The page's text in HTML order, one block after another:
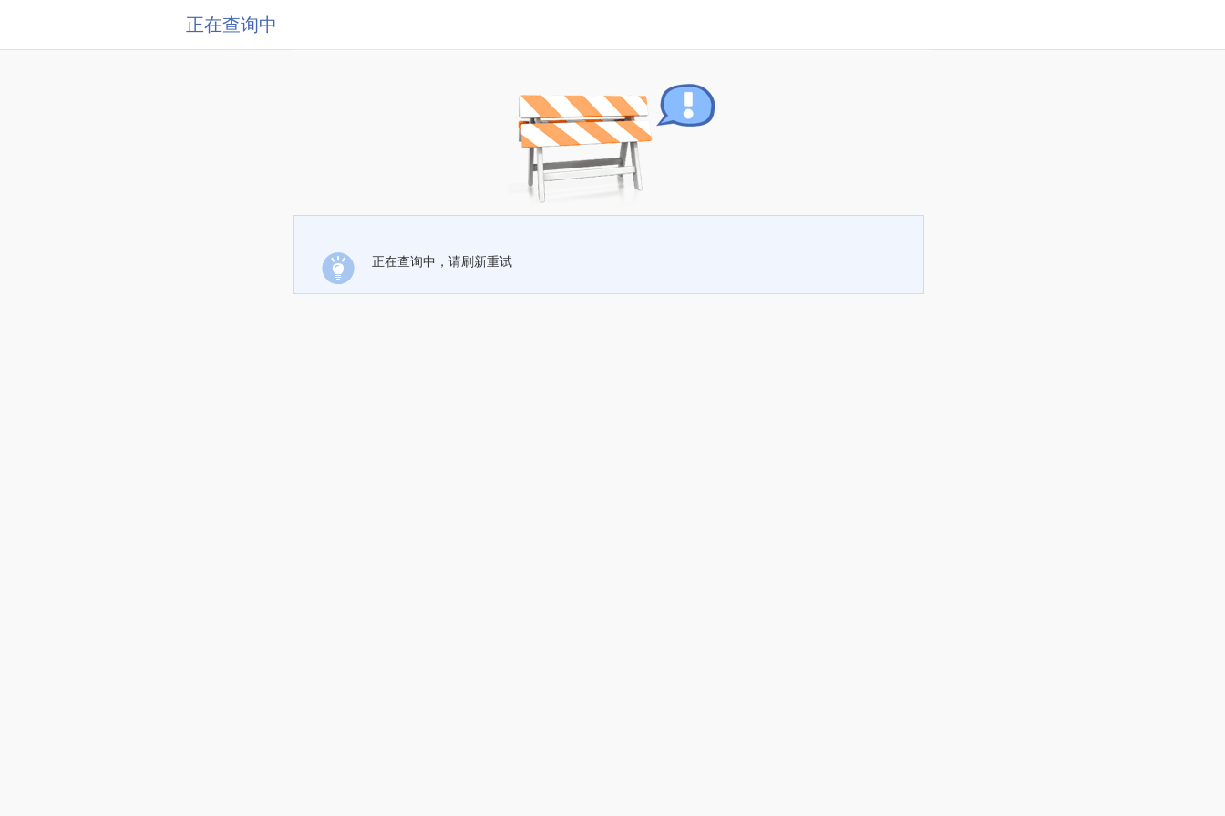
正在查询中
正在查询中，请刷新重试